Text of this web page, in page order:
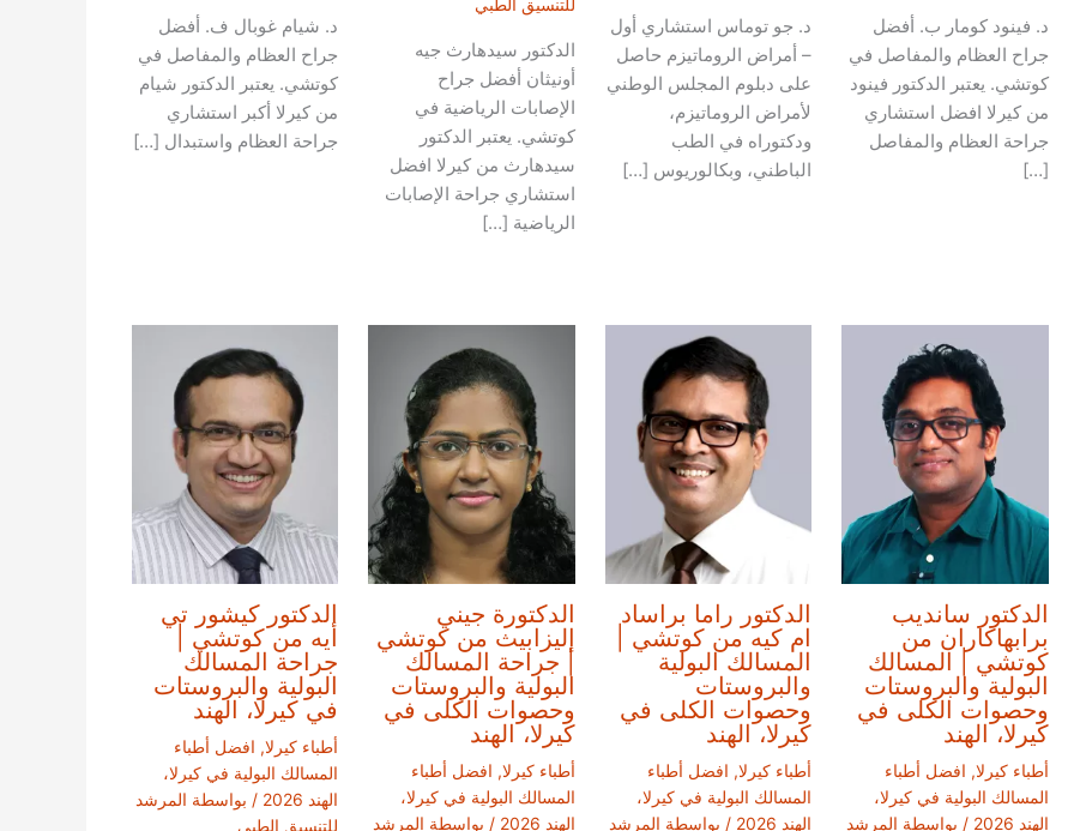
د. فينود كومار ب. أفضل
جراح العظام والمفاصل في
كوتشي. يعتبر الدكتور فينود
من كيرلا افضل استشاري
جراحة العظام والمفاصل
[…]
د. جو توماس استشاري أول
– أمراض الروماتيزم حاصل
على دبلوم المجلس الوطني
لأمراض الروماتيزم،
ودكتوراه في الطب
الباطني، وبكالوريوس […]
للتنسيق الطبي
الدكتور سيدهارث جيه
أونيثان أفضل جراح
الإصابات الرياضية في
كوتشي. يعتبر الدكتور
سيدهارث من كيرلا افضل
استشاري جراحة الإصابات
الرياضية […]
د. شيام غوبال ف. أفضل
جراح العظام والمفاصل في
كوتشي. يعتبر الدكتور شيام
من كيرلا أكبر استشاري
جراحة العظام واستبدال […]
الدكتور سانديب
برابهاكاران من
كوتشي | المسالك
البولية والبروستات
وحصوات الكلى في
كيرلا، الهند
أطباء كيرلا, افضل أطباء
المسالك البولية في كيرلا،
الهند 2026
/ بواسطة المرشد
الدكتور راما براساد
ام كيه من كوتشي |
المسالك البولية
والبروستات
وحصوات الكلى في
كيرلا، الهند
أطباء كيرلا, افضل أطباء
المسالك البولية في كيرلا،
الهند 2026
/ بواسطة المرشد
الدكتورة جيني
إليزابيث من كوتشي
| جراحة المسالك
البولية والبروستات
وحصوات الكلى في
كيرلا، الهند
أطباء كيرلا, افضل أطباء
المسالك البولية في كيرلا،
الهند 2026
/ بواسطة المرشد
الدكتور كيشور تي
أيه من كوتشي |
جراحة المسالك
البولية والبروستات
في كيرلا، الهند
أطباء كيرلا, افضل أطباء
المسالك البولية في كيرلا،
الهند 2026
/ بواسطة المرشد
للتنسيق الطبي